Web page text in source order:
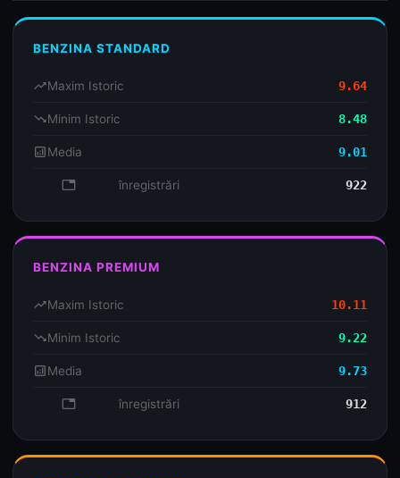
BENZINA STANDARD
trending_upMaxim Istoric 9.64
trending_downMinim Istoric 8.48
analyticsMedia 9.01
database înregistrări 922
BENZINA PREMIUM
trending_upMaxim Istoric 10.11
trending_downMinim Istoric 9.22
analyticsMedia 9.73
database înregistrări 912